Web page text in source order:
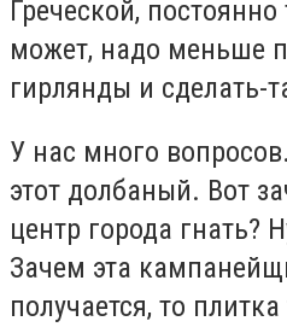
Греческой, постоянно
может, надо меньше
гирлянды и сделать-
У нас много
этот долбаный. Вот
центр города гнать?
Зачем эта
получается, то